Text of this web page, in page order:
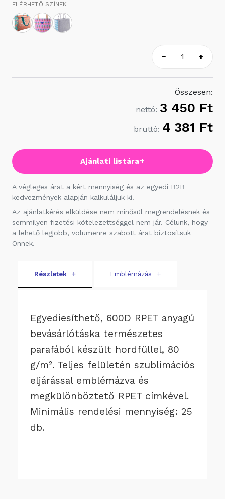
ELÉRHETŐ SZÍNEK
− +
Összesen:
nettó: 3 450 Ft
bruttó: 4 381 Ft
Ajánlati listára+
A végleges árat a kért mennyiség és az egyedi B2B
kedvezmények alapján kalkuláljuk ki.
Az ajánlatkérés elküldése nem minősül megrendelésnek és
semmilyen fizetési kötelezettséggel nem jár. Célunk, hogy
a lehető legjobb, volumenre szabott árat biztosítsuk
Önnek.
Részletek + Emblémázás +
Egyediesíthető, 600D RPET anyagú
bevásárlótáska természetes
parafából készült hordfüllel, 80
g/m². Teljes felületén szublimációs
eljárással emblémázva és
megkülönböztető RPET címkével.
Minimális rendelési mennyiség: 25
db.